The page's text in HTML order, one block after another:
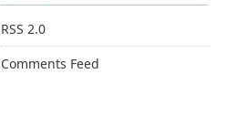
RSS 2.0
Comments Feed